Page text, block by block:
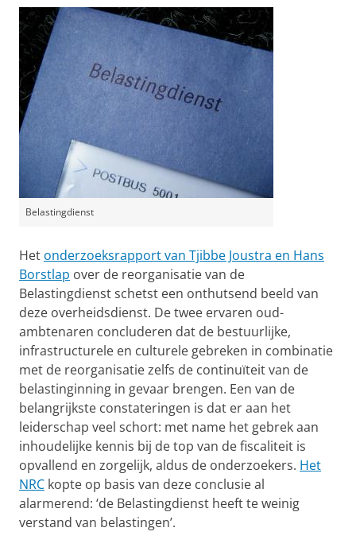
Belastingdienst
Het onderzoeksrapport van Tjibbe Joustra en Hans
Borstlap over de reorganisatie van de
Belastingdienst schetst een onthutsend beeld van
deze overheidsdienst. De twee ervaren oud-
ambtenaren concluderen dat de bestuurlijke,
infrastructurele en culturele gebreken in combinatie
met de reorganisatie zelfs de continuïteit van de
belastinginning in gevaar brengen. Een van de
belangrijkste constateringen is dat er aan het
leiderschap veel schort: met name het gebrek aan
inhoudelijke kennis bij de top van de fiscaliteit is
opvallend en zorgelijk, aldus de onderzoekers. Het
NRC kopte op basis van deze conclusie al
alarmerend: ‘de Belastingdienst heeft te weinig
verstand van belastingen’.